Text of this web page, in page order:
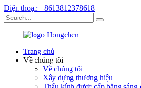
Điện thoại: +8613812378618
Trang chủ
Về chúng tôi
Về chúng tôi
Xây dựng thương hiệu
Thấu kính được cấp bằng sáng